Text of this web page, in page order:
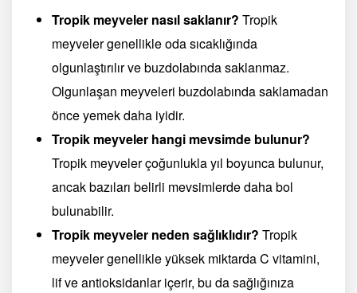
Tropik meyveler nasıl saklanır? Tropik
meyveler genellikle oda sıcaklığında
olgunlaştırılır ve buzdolabında saklanmaz.
Olgunlaşan meyveleri buzdolabında saklamadan
önce yemek daha iyidir.
Tropik meyveler hangi mevsimde bulunur?
Tropik meyveler çoğunlukla yıl boyunca bulunur,
ancak bazıları belirli mevsimlerde daha bol
bulunabilir.
Tropik meyveler neden sağlıklıdır? Tropik
meyveler genellikle yüksek miktarda C vitamini,
lif ve antioksidanlar içerir, bu da sağlığınıza